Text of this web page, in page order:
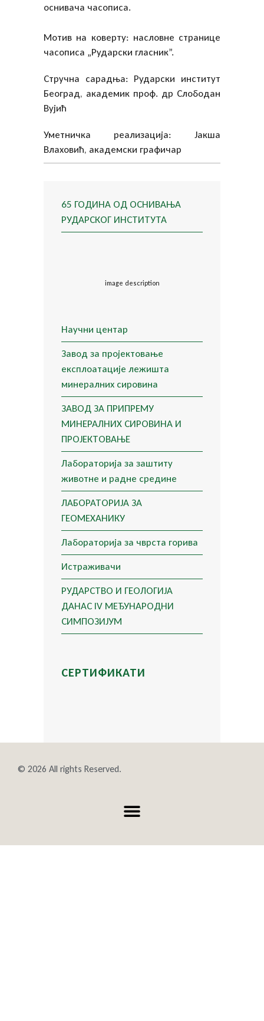
оснивача часописа.
Мотив на коверту: насловне странице
часописа „Рударски гласник”.
Стручна сарадња: Рударски институт
Београд, академик проф. др Слободан
Вујић
Уметничка реализација: Јакша
Влаховић, академски графичар
65 ГОДИНА ОД ОСНИВАЊА
РУДАРСКОГ ИНСТИТУТА
image description
Научни центар
Завод за пројектовање
експлоатације лежишта
минералних сировина
ЗАВОД ЗА ПРИПРЕМУ
МИНЕРАЛНИХ СИРОВИНА И
ПРОЈЕКТОВАЊЕ
Лабораторија за заштиту
животне и радне средине
ЛАБОРАТОРИЈА ЗА
ГЕОМЕХАНИКУ
Лабораторија за чврста горива
Истраживачи
РУДАРСТВО И ГЕОЛОГИЈА
ДАНАС IV МЕЂУНАРОДНИ
СИМПОЗИЈУМ
СЕРТИФИКАТИ
© 2026 All rights Reserved.